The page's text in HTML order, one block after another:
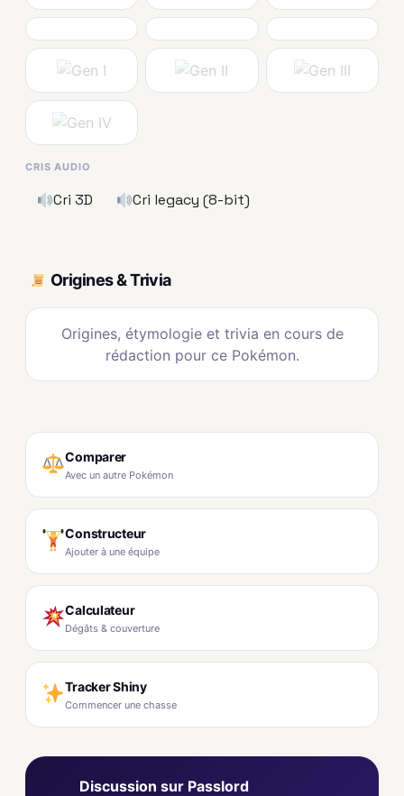
CRIS AUDIO
Cri 3D Cri legacy (8-bit)
Origines & Trivia
Origines, étymologie et trivia en cours de
rédaction pour ce Pokémon.
Comparer
Avec un autre Pokémon
Constructeur
Ajouter à une équipe
Calculateur
Dégâts & couverture
Tracker Shiny
Commencer une chasse
Discussion sur Passlord